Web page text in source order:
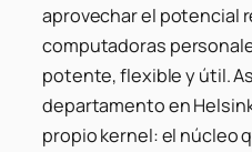
aprovechar el potencial
computadoras
potente, flexible y útil.
departamento en
propio kernel: el núcleo